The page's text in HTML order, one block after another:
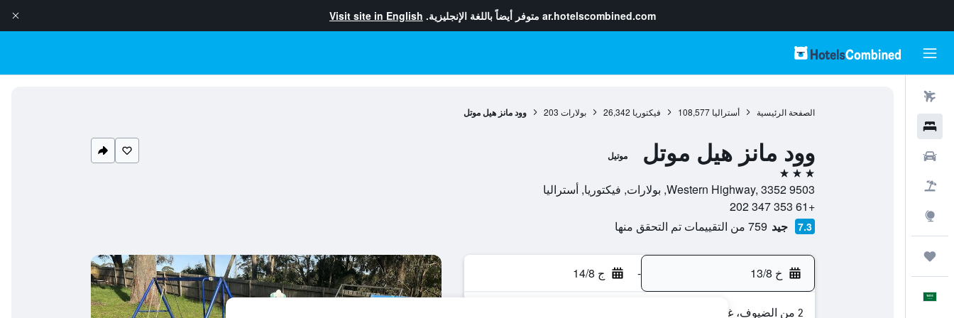
ar.hotelscombined.com متوفر أيضاً باللغة الإنجليزية. Visit site in English
الصفحة الرئيسية أستراليا 108,577 فيكتوريا 26,342 بولارات 203 وود مانز هيل موتل
وود مانز هيل موتل موتيل
3 نجوم
9503 Western Highway, 3352, بولارات, فيكتوريا, أستراليا
+61 353 347 202
7.3 جيد 759 من التقييمات تم التحقق منها
خ 13/8 - ج 14/8
2 من الضيوف، غرفة واحدة